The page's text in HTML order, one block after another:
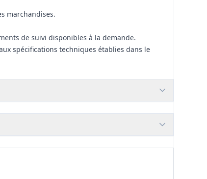
marchandises.
de suivi disponibles à la demande.
spécifications techniques établies dans le